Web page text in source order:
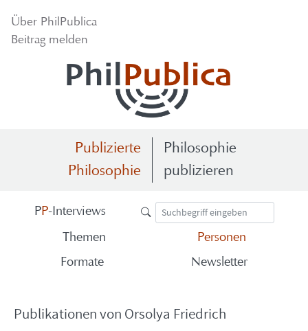
Über Phil­Pu­bli­ca
Bei­trag mel­den
Publizierte
Philosophie
Philosophie
publizieren
PP-​Interviews
The­men
Per­so­nen
For­ma­te
News­let­ter
Pu­bli­ka­tio­nen von Orso­lya Fried­rich